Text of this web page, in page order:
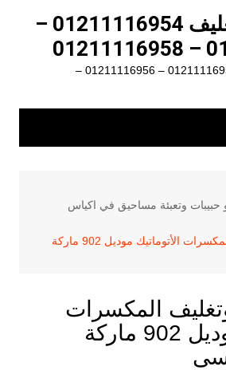
مكن تعبئة وتغليف 01211116954 –
ماكينات تعبئة وتغليف 01211116954 – 01211116956 –
حبيبات وتعبئة مساحيق في اكياس
مكينة تعبئة وتغليف المكسرات الأتوماتيك موديل 902 ماركة
المكسرات
الأتوماتيك موديل 902 ماركة